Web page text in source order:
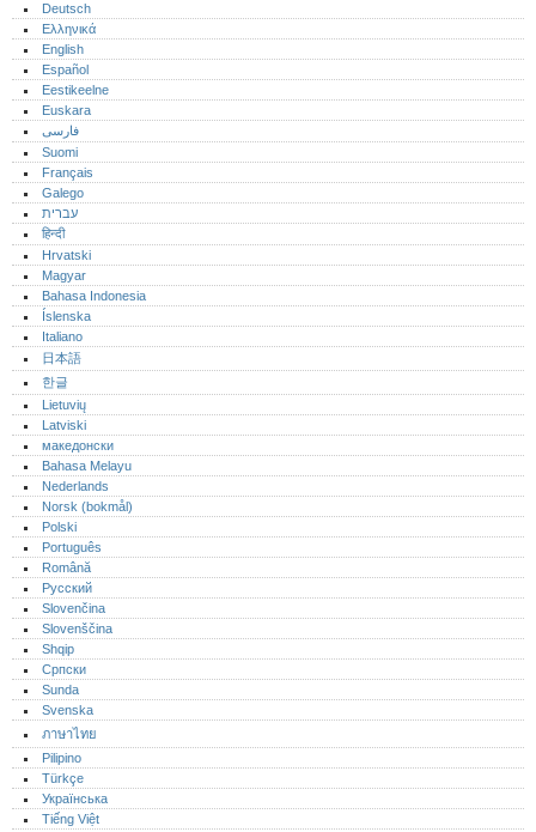
Deutsch
Ελληνικά
English
Español
Eestikeelne
Euskara
فارسی
Suomi
Français
Galego
עברית
हिन्दी
Hrvatski
Magyar
Bahasa Indonesia
Íslenska
Italiano
日本語
한글
Lietuvių
Latviski
македонски
Bahasa Melayu
Nederlands
Norsk (bokmål)‎
Polski
Português‎
Română
Русский
Slovenčina
Slovenščina
Shqip
Српски
Sunda
Svenska
ภาษาไทย
Pilipino
Türkçe
Українська
Tiếng Việt